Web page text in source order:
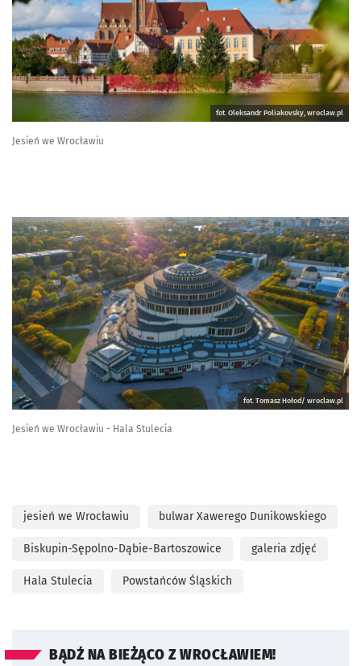
fot. Oleksandr Poliakovsky, wroclaw.pl
Jesień we Wrocławiu
fot. Tomasz Hołod/ wroclaw.pl
Jesień we Wrocławiu - Hala Stulecia
jesień we Wrocławiu bulwar Xawerego Dunikowskiego
Biskupin-Sępolno-Dąbie-Bartoszowice galeria zdjęć
Hala Stulecia Powstańców Śląskich
BĄDŹ NA BIEŻĄCO Z WROCŁAWIEM!